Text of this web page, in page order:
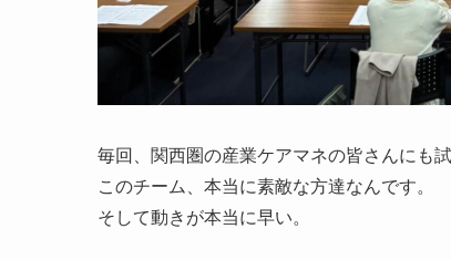
毎回、関西圏の産業ケアマネの皆さんにも
このチーム、本当に素敵な方達なんです。
そして動きが本当に早い。